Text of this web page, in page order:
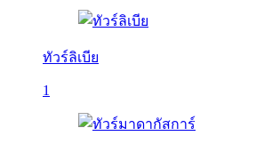
ทัวร์ลิเบีย
1